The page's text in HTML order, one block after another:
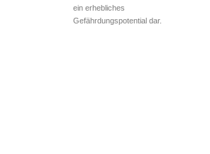
ein erhebliches
Gefährdungspotential dar.